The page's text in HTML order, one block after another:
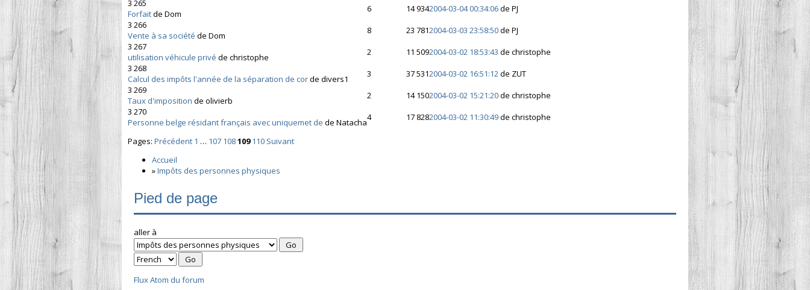
3 265
Forfaitde Dom 6 14 9342004-03-04 00:34:06de PJ
3 266
Vente à sa société de Dom 8 23 7812004-03-03 23:58:50de PJ
3 267
utilisation véhicule privé de christophe 2 11 5092004-03-02 18:53:43 de christophe
3 268
Calcul des impôts l'année de la séparation de corde divers1 3 37 5312004-03-02 16:51:12de ZUT
3 269
Taux d'imposition de olivierb 2 14 1502004-03-02 15:21:20de christophe
3 270
Personne belge résidant français avec uniquemet de de Natacha4 17 8282004-03-02 11:30:49de christophe
Pages: Précédent 1 … 107 108109 110 Suivant
Accueil
»Impôts des personnes physiques
Pied de page
aller à
Flux Atom du forum